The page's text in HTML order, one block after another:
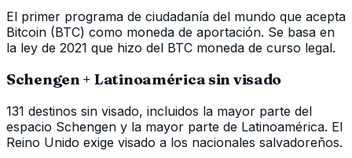
El primer programa de ciudadanía del mundo que acepta
Bitcoin (BTC) como moneda de aportación. Se basa en
la ley de 2021 que hizo del BTC moneda de curso legal.
Schengen + Latinoamérica sin visado
131 destinos sin visado, incluidos la mayor parte del
espacio Schengen y la mayor parte de Latinoamérica. El
Reino Unido exige visado a los nacionales salvadoreños.